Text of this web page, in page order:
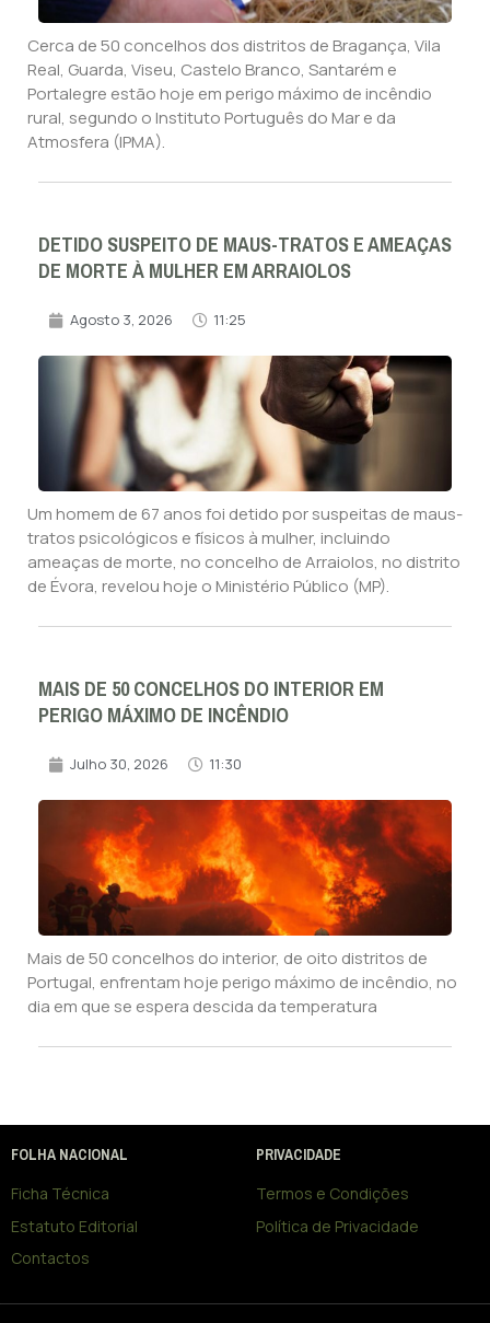
Cerca de 50 concelhos dos distritos de Bragança, Vila
Real, Guarda, Viseu, Castelo Branco, Santarém e
Portalegre estão hoje em perigo máximo de incêndio
rural, segundo o Instituto Português do Mar e da
Atmosfera (IPMA).
DETIDO SUSPEITO DE MAUS-TRATOS E AMEAÇAS
DE MORTE À MULHER EM ARRAIOLOS
Agosto 3, 2026 11:25
Um homem de 67 anos foi detido por suspeitas de maus-
tratos psicológicos e físicos à mulher, incluindo
ameaças de morte, no concelho de Arraiolos, no distrito
de Évora, revelou hoje o Ministério Público (MP).
MAIS DE 50 CONCELHOS DO INTERIOR EM
PERIGO MÁXIMO DE INCÊNDIO
Julho 30, 2026 11:30
Mais de 50 concelhos do interior, de oito distritos de
Portugal, enfrentam hoje perigo máximo de incêndio, no
dia em que se espera descida da temperatura
FOLHA NACIONAL
Ficha Técnica
Estatuto Editorial
Contactos
PRIVACIDADE
Termos e Condições
Política de Privacidade